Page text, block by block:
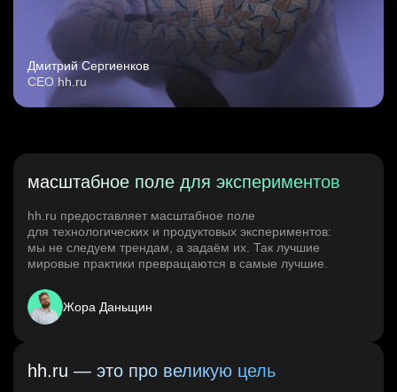
Дмитрий Сергиенков
CEO hh.ru
масштабное поле для экспериментов
hh.ru предоставляет масштабное поле
для технологических и продуктовых экспериментов:
мы не следуем трендам, а задаём их. Так лучшие
мировые практики превращаются в самые лучшие.
Жора Даньщин
hh.ru — это про великую цель